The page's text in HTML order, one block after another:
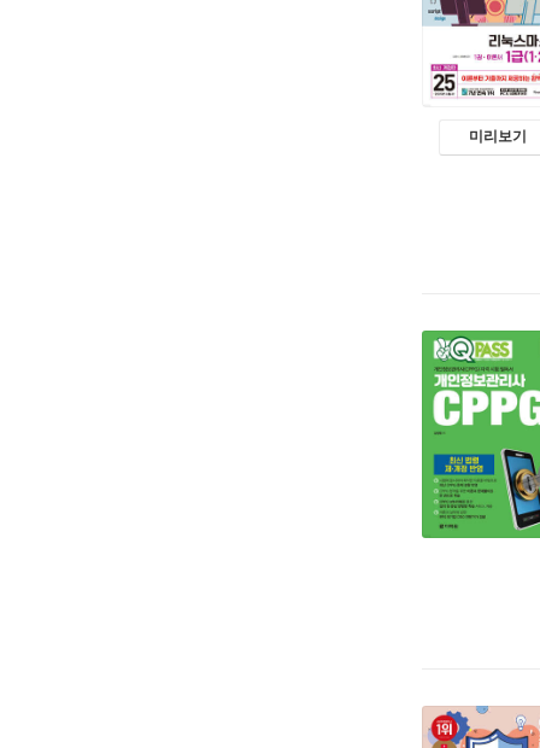
미리보기